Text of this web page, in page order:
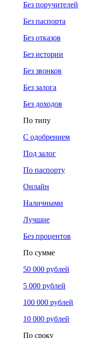
Без поручителей
Без паспорта
Без отказов
Без истории
Без звонков
Без залога
Без доходов
По типу
С одобрением
Под залог
По паспорту
Онлайн
Наличными
Лучшие
Без процентов
По сумме
50 000 рублей
5 000 рублей
100 000 рублей
10 000 рублей
По сроку